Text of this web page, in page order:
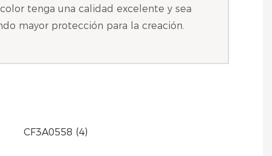
tenga una calidad excelente y sea
mayor protección para la creación.